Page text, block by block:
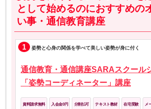
として始めるのにおすすめの
い事・通信教育講座
1 姿勢と心身の関係を学べて美しい姿勢が身に付く
通信教育・通信講座SARAスクール
「姿勢コーディネーター」講座
資料請求無料 入会金0円 分割払可 テキスト教材 在宅受験 メ